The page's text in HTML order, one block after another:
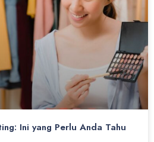
Ini yang Perlu Anda Tahu